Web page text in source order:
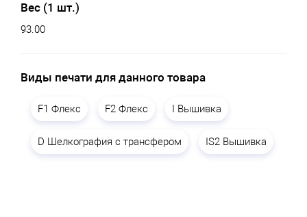
Вес (1 шт.)
93.00
Виды печати для данного товара
F1 Флекс F2 Флекс I Вышивка
D Шелкография с трансфером IS2 Вышивка